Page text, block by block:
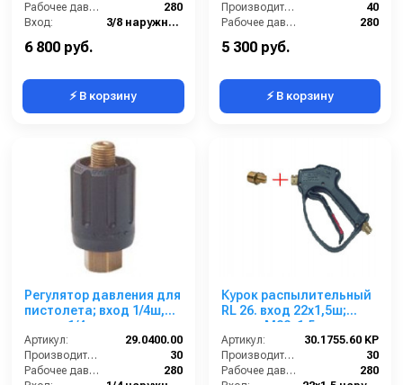
Рабочее давление (бар):
280
Вход:
3/8 наружняя резьба
6 800 руб.
⚡ В корзину
Производительность (л/мин):
40
Рабочее давление (бар):
280
5 300 руб.
⚡ В корзину
Регулятор давления для
пистолета; вход 1/4ш,
выход 1/4г
Артикул:
29.0400.00
Производительность (л/мин):
30
Рабочее давление (бар):
280
Курок распылительный
RL 26. вход 22x1,5ш;
выход M22x1,5ш
Артикул:
30.1755.60 КР
Производительность (л/мин):
30
Рабочее давление (бар):
280